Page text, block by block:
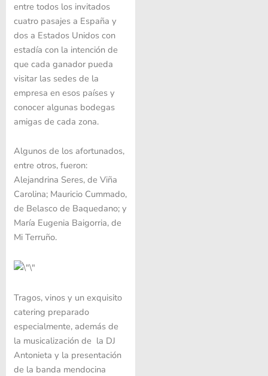
entre todos los invitados
cuatro pasajes a España y
dos a Estados Unidos con
estadía con la intención de
que cada ganador pueda
visitar las sedes de la
empresa en esos países y
conocer algunas bodegas
amigas de cada zona.
Algunos de los afortunados,
entre otros, fueron:
Alejandrina Seres, de Viña
Carolina; Mauricio Cummado,
de Belasco de Baquedano; y
María Eugenia Baigorria, de
Mi Terruño.
Tragos, vinos y un exquisito
catering preparado
especialmente, además de
la musicalización de la DJ
Antonieta y la presentación
de la banda mendocina